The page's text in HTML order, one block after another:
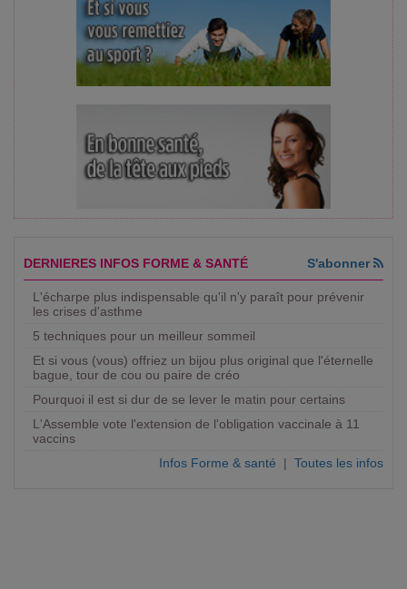
DERNIERES INFOS FORME & SANTÉ S'abonner
L'écharpe plus indispensable qu'il n'y paraît pour prévenir
les crises d'asthme
5 techniques pour un meilleur sommeil
Et si vous (vous) offriez un bijou plus original que l'éternelle
bague, tour de cou ou paire de créo
Pourquoi il est si dur de se lever le matin pour certains
L'Assemble vote l'extension de l'obligation vaccinale à 11
vaccins
Infos Forme & santé | Toutes les infos